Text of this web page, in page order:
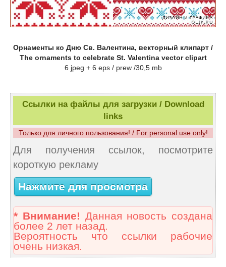
Орнаменты ко Дню Св. Валентина, векторный клипарт /
The ornaments to celebrate St. Valentina vector clipart
6 jpeg + 6 eps / prew /30,5 mb
Ссылки на файлы для загрузки / Download
links
Только для личного пользования! / For personal use only!
Для получения ссылок, посмотрите
короткую рекламу
Нажмите для просмотра
* Внимание! Данная новость создана
более 2 лет назад.
Вероятность что ссылки рабочие
очень низкая.